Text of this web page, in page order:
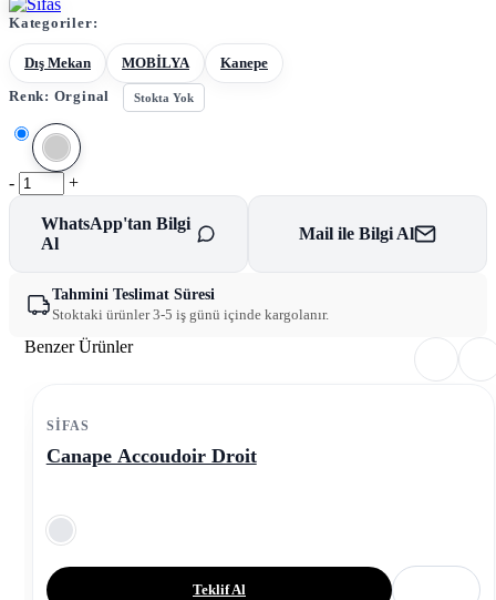
Kategoriler:
Dış Mekan MOBİLYA
Kanepe
Renk: Orginal Stokta Yok
- +
WhatsApp'tan Bilgi
Al
Mail ile Bilgi Al
Tahmini Teslimat Süresi
Stoktaki ürünler 3-5 iş günü içinde kargolanır.
Benzer Ürünler
SIFAS
Canape Accoudoir Droit
Teklif Al